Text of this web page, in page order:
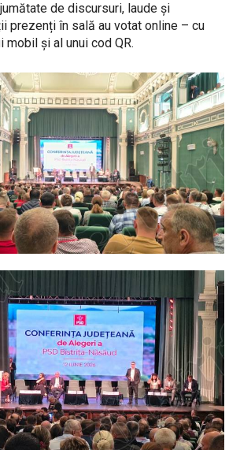
de discursuri, laude și
prezenți în sală au votat online – cu
mobil și al unui cod QR.